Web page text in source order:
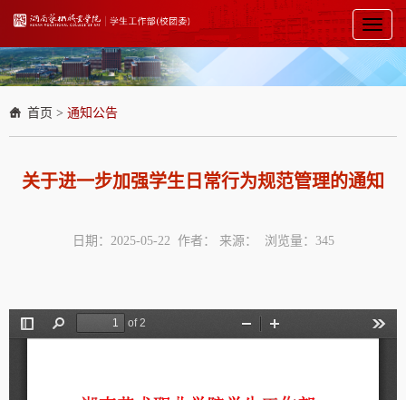
Toggle
首页 > 通知公告
关于进一步加强学生日常行为规范管理的通知
日期：2025-05-22 作者： 来源： 浏览量： 345